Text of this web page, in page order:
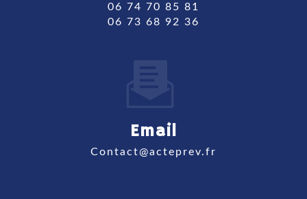
06 74 70 85 81
06 73 68 92 36
Email
contact@acteprev.fr